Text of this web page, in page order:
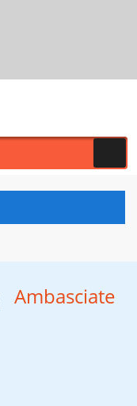
Ambasciate